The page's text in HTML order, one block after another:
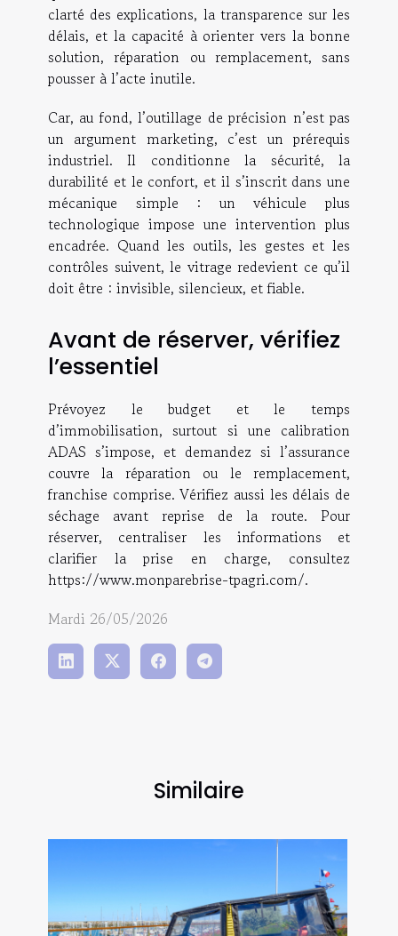
clarté des explications, la transparence sur les
délais, et la capacité à orienter vers la bonne
solution, réparation ou remplacement, sans
pousser à l’acte inutile.
Car, au fond, l’outillage de précision n’est pas
un argument marketing, c’est un prérequis
industriel. Il conditionne la sécurité, la
durabilité et le confort, et il s’inscrit dans une
mécanique simple : un véhicule plus
technologique impose une intervention plus
encadrée. Quand les outils, les gestes et les
contrôles suivent, le vitrage redevient ce qu’il
doit être : invisible, silencieux, et fiable.
Avant de réserver, vérifiez
l’essentiel
Prévoyez le budget et le temps
d’immobilisation, surtout si une calibration
ADAS s’impose, et demandez si l’assurance
couvre la réparation ou le remplacement,
franchise comprise. Vérifiez aussi les délais de
séchage avant reprise de la route. Pour
réserver, centraliser les informations et
clarifier la prise en charge, consultez
https://www.monparebrise-tpagri.com/.
Mardi 26/05/2026
Similaire